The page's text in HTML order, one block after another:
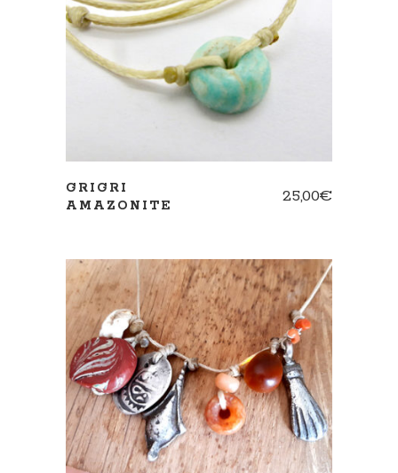
AJOUTER AU PANIER
GRIGRI
AMAZONITE
25,00€
AJOUTER AU PANIER